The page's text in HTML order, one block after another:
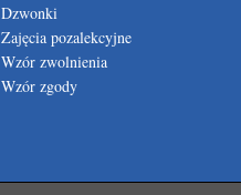
Dzwonki
Zajęcia pozalekcyjne
Wzór zwolnienia
Wzór zgody